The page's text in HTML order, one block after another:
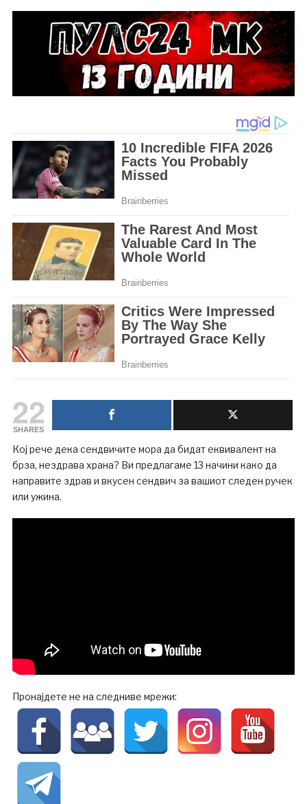
22
SHARES
Кој рече дека сендвичите мора да бидат еквивалент на
брза, нездрава храна? Ви предлагаме 13 начини како да
направите здрав и вкусен сендвич за вашиот следен ручек
или ужина.
Пронајдете не на следниве мрежи: